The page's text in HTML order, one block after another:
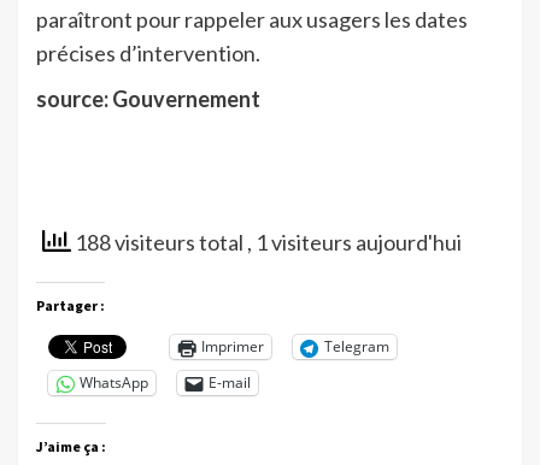
paraîtront pour rappeler aux usagers les dates
précises d’intervention.
source: Gouvernement
188 visiteurs total , 1 visiteurs aujourd'hui
Partager :
Imprimer
Telegram
WhatsApp
E-mail
J’aime ça :